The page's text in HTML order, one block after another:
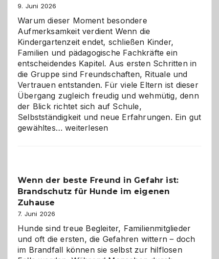
9. Juni 2026
Warum dieser Moment besondere
Aufmerksamkeit verdient Wenn die
Kindergartenzeit endet, schließen Kinder,
Familien und pädagogische Fachkräfte ein
entscheidendes Kapitel. Aus ersten Schritten in
die Gruppe sind Freundschaften, Rituale und
Vertrauen entstanden. Für viele Eltern ist dieser
Übergang zugleich freudig und wehmütig, denn
der Blick richtet sich auf Schule,
Selbstständigkeit und neue Erfahrungen. Ein gut
gewähltes…Abschied
und
herzlich
weiterlesen
Wenn der beste Freund in Gefahr ist:
Brandschutz für Hunde im eigenen
Zuhause
7. Juni 2026
Hunde sind treue Begleiter, Familienmitglieder
und oft die ersten, die Gefahren wittern – doch
im Brandfall können sie selbst zur hilflosen